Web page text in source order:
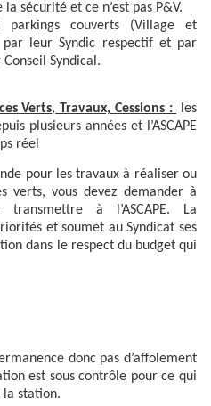
la sécurité et ce n’est pas P&V.
parkings couverts (Village et
par leur Syndic respectif et par
Syndical.
Verts, Travaux, Cessions :
les
plusieurs années et l’ASCAPE
réel
pour les travaux à réaliser ou
verts, vous devez demander à
à l’ASCAPE. La
et soumet au Syndicat ses
dans le respect du budget qui
donc pas d’affolement
est sous contrôle pour ce qui
la station.